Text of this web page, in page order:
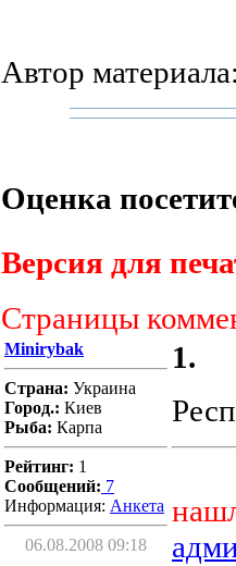
Автор
Оценка
Версия для
Страницы
Minirybak
Страна: Украина
Город.: Киев
Рыба: Карпа
Рейтинг: 1
Сообщений: 7
Информация: Aнкета
06.08.2008 09:18
1.